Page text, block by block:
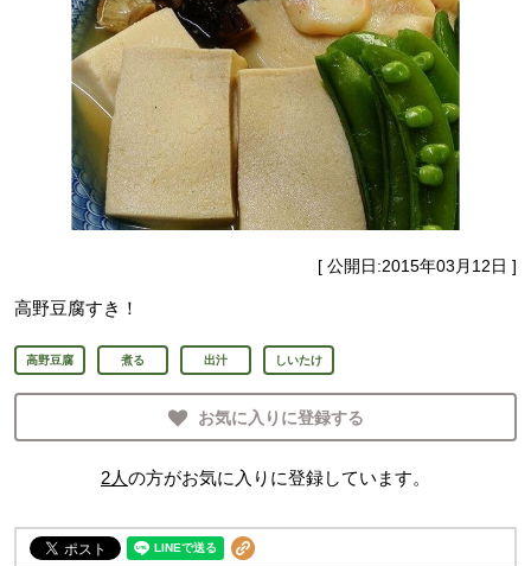
[ 公開日:2015年03月12日 ]
高野豆腐すき！
高野豆腐 煮る 出汁 しいたけ
お気に入りに登録する
2人の方がお気に入りに登録しています。